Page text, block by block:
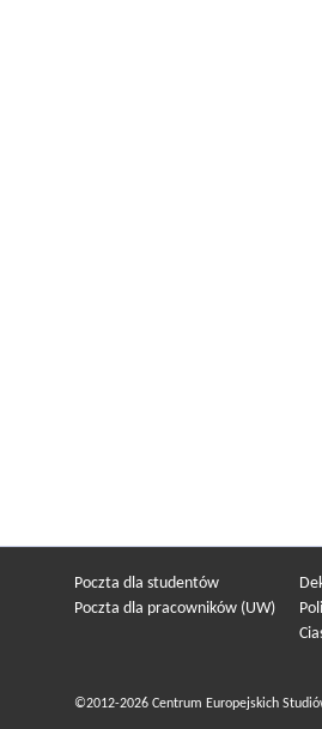
Poczta dla studentów
Poczta dla pracowników (UW)
©2012-2026 Centrum Europejskich